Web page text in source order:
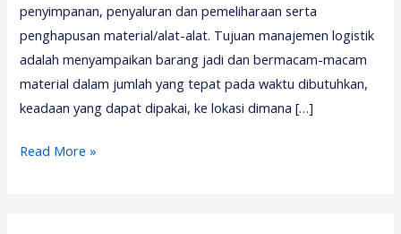
penyimpanan, penyaluran dan pemeliharaan serta
penghapusan material/alat-alat. Tujuan manajemen logistik
adalah menyampaikan barang jadi dan bermacam-macam
material dalam jumlah yang tepat pada waktu dibutuhkan,
keadaan yang dapat dipakai, ke lokasi dimana […]
Pelatihan
Read More »